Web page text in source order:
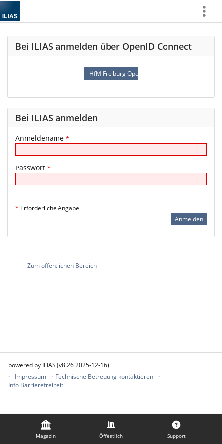
Magazin Öffentlich Support
Bei ILIAS anmelden über OpenID Connect
HfM Freiburg OpenID Connect
Bei ILIAS anmelden
Anmeldename *
Passwort *
* Erforderliche Angabe
Zum öffentlichen Bereich
powered by ILIAS (v8.26 2025-12-16)
Impressum
Technische Betreuung kontaktieren
Info Barrierefreiheit